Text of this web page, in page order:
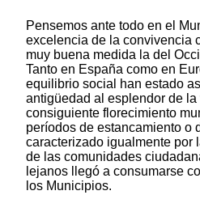
Pensemos ante todo en el
excelencia de la convivencia
muy buena medida la del
Tanto en España como en
equilibrio social han estado
antigüedad al esplendor de la
consiguiente florecimiento
períodos de estancamiento o
caracterizado igualmente por
de las comunidades
lejanos llegó a consumarse
los Municipios.